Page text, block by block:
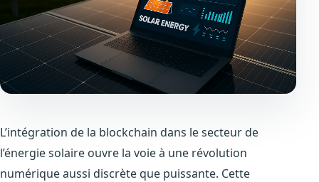
L’intégration de la blockchain dans le secteur de
l’énergie solaire ouvre la voie à une révolution
numérique aussi discrète que puissante. Cette